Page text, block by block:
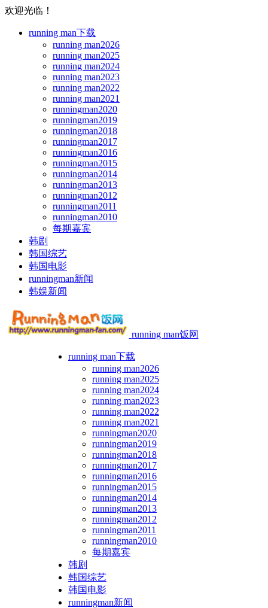
欢迎光临！
running man下载
running man2026
running man2025
running man2024
running man2023
running man2022
running man2021
runningman2020
runningman2019
runningman2018
runningman2017
runningman2016
runningman2015
runningman2014
runningman2013
runningman2012
runningman2011
runningman2010
每期嘉宾
韩剧
韩国综艺
韩国电影
runningman新闻
韩娱新闻
running man饭网
running man下载
running man2026
running man2025
running man2024
running man2023
running man2022
running man2021
runningman2020
runningman2019
runningman2018
runningman2017
runningman2016
runningman2015
runningman2014
runningman2013
runningman2012
runningman2011
runningman2010
每期嘉宾
韩剧
韩国综艺
韩国电影
runningman新闻